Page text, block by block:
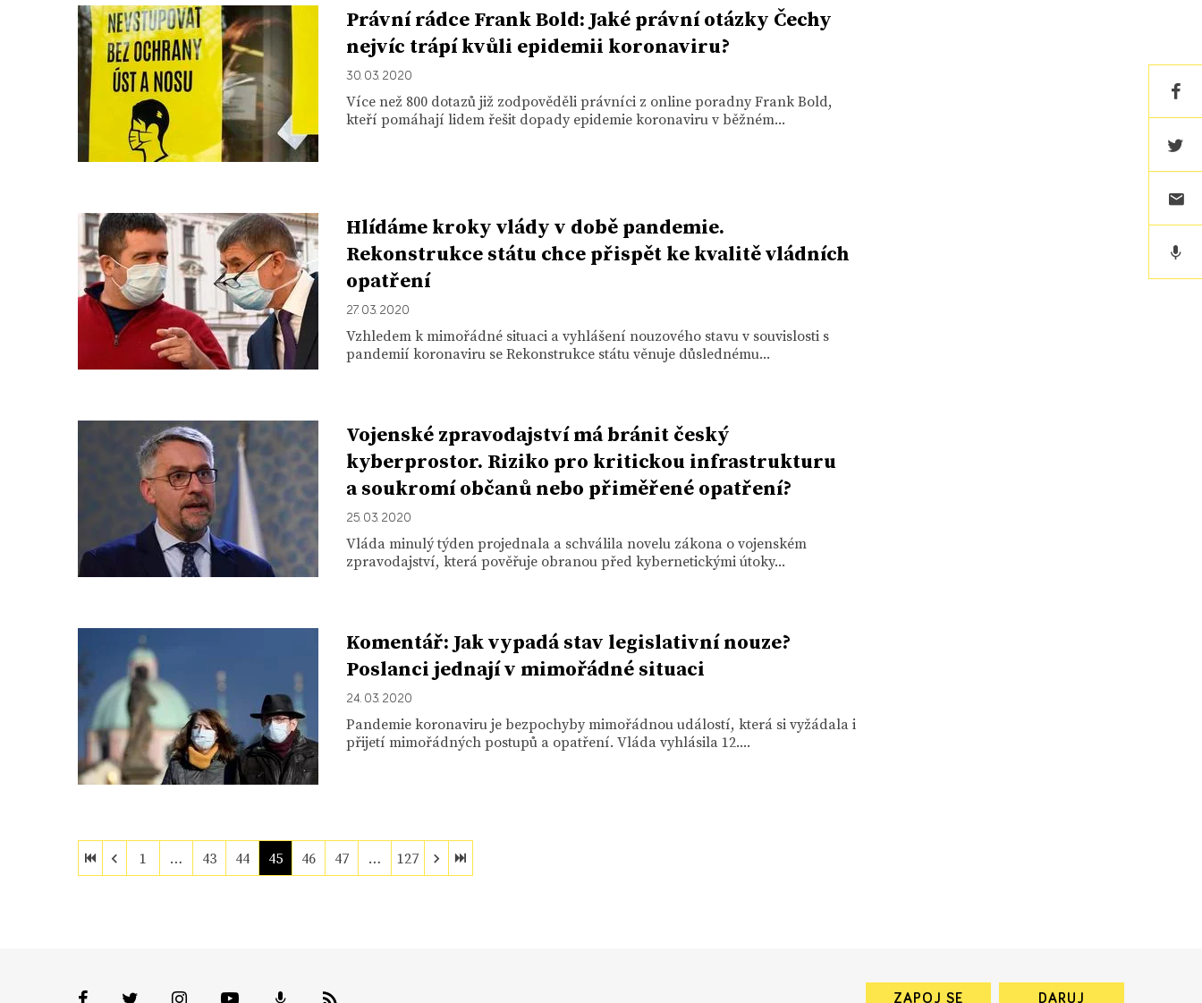
Právní rádce Frank Bold: Jaké právní otázky Čechy
nejvíc trápí kvůli epidemii koronaviru?
30. 03. 2020
Více než 800 dotazů již zodpověděli právníci z online poradny Frank Bold,
kteří pomáhají lidem řešit dopady epidemie koronaviru v běžném...
Hlídáme kroky vlády v době pandemie.
Rekonstrukce státu chce přispět ke kvalitě vládních
opatření
27. 03. 2020
Vzhledem k mimořádné situaci a vyhlášení nouzového stavu v souvislosti s
pandemií koronaviru se Rekonstrukce státu věnuje důslednému...
Vojenské zpravodajství má bránit český
kyberprostor. Riziko pro kritickou infrastrukturu
a soukromí občanů nebo přiměřené opatření?
25. 03. 2020
Vláda minulý týden projednala a schválila novelu zákona o vojenském
zpravodajství, která pověřuje obranou před kybernetickými útoky...
Komentář: Jak vypadá stav legislativní nouze?
Poslanci jednají v mimořádné situaci
24. 03. 2020
Pandemie koronaviru je bezpochyby mimořádnou událostí, která si vyžádala i
přijetí mimořádných postupů a opatření. Vláda vyhlásila 12....
1 … 43 44 45 46 47 … 127
ZAPOJ SE DARUJ